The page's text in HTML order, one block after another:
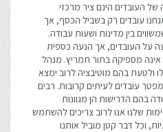
העובדים הינם ציר מרכזי
עובדים רק בשביל הכסף, אך
בין מדינות ושעות עבודה.
על העובדים, אך הנעה כספית
מספיקה בתור תמריץ. מנהל
בהם מוטיבציה לרוב ימצא
עובדים לעיתים קרובות. רבים
בהם הדרישות הן מגוונות
שלנו אנו לרוב צריכים להשתמש
וכל דבר קטן מוביל אותנו